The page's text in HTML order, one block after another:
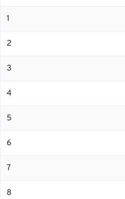
1
2
3
4
5
6
7
8